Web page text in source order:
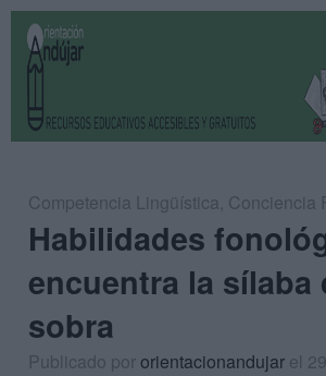
Competencia Lingüística, Conciencia
Habilidades
encuentra la sílaba
sobra
Publicado pororientacionandujar el